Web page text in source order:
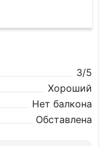
3/5
Хороший
Нет балкона
Обставлена